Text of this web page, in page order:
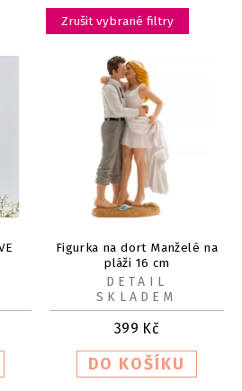
Zrušit vybrané filtry
Figurka na dort Manželé na
pláži 16 cm
399 Kč
DETAIL
SKLADEM